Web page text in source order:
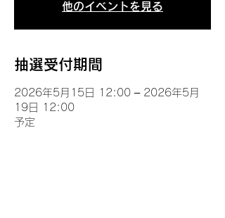
他のイベントを見る
抽選受付期間
2026年5月15日 12:00 – 2026年5月
19日 12:00
予定